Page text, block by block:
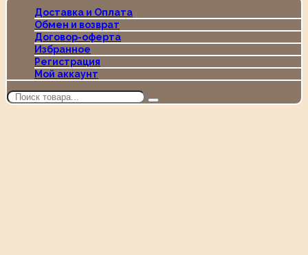
Доставка и Оплата
Обмен и возврат
Договор-оферта
Избранное
Регистрация
Мой аккаунт